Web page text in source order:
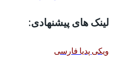
لینک های پیشنهادی:
ویکی پدیا فارسی